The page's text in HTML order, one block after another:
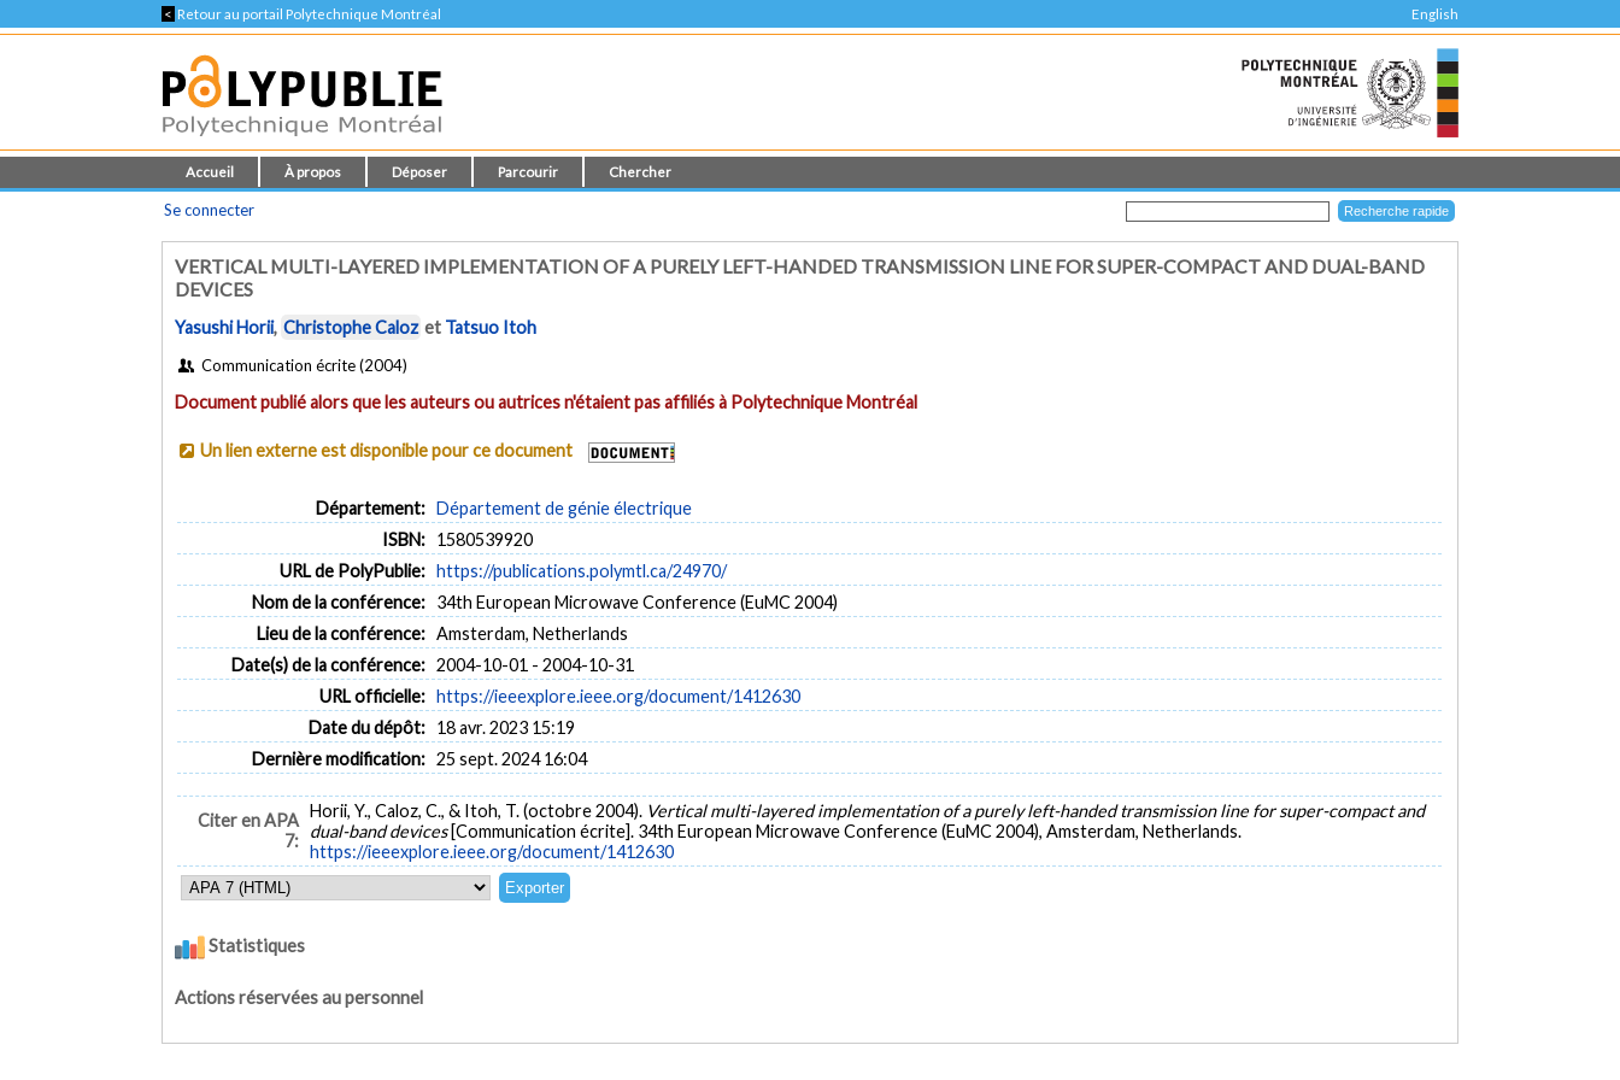
< Retour au portail Polytechnique Montréal English
Accueil À propos Déposer Parcourir Chercher
Se connecter
VERTICAL MULTI-LAYERED IMPLEMENTATION OF A PURELY LEFT-HANDED TRANSMISSION LINE FOR SUPER-COMPACT AND DUAL-BAND
DEVICES
Yasushi Horii, Christophe Caloz et Tatsuo Itoh
Communication écrite (2004)
Document publié alors que les auteurs ou autrices n'étaient pas affiliés à Polytechnique Montréal
Un lien externe est disponible pour ce document
Département: Département de génie électrique
ISBN: 1580539920
URL de PolyPublie: https://publications.polymtl.ca/24970/
Nom de la conférence: 34th European Microwave Conference (EuMC 2004)
Lieu de la conférence: Amsterdam, Netherlands
Date(s) de la conférence: 2004-10-01 - 2004-10-31
URL officielle: https://ieeexplore.ieee.org/document/1412630
Date du dépôt: 18 avr. 2023 15:19
Dernière modification: 25 sept. 2024 16:04
Citer en APA
7:
Horii, Y., Caloz, C., & Itoh, T. (octobre 2004). Vertical multi-layered implementation of a purely left-handed transmission line for super-compact and
dual-band devices [Communication écrite]. 34th European Microwave Conference (EuMC 2004), Amsterdam, Netherlands.
https://ieeexplore.ieee.org/document/1412630
Statistiques
Actions réservées au personnel